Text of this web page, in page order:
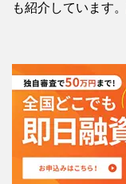
も紹介しています。